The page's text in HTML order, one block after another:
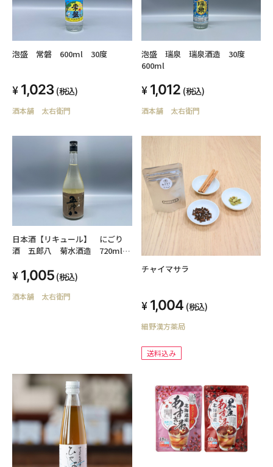
泡盛 常磐 600ml 30度
1,023 (税込)
酒本舗 太右衛門
泡盛 瑞泉 瑞泉酒造 30度
600ml
1,012 (税込)
酒本舗 太右衛門
日本酒【リキュール】 にごり
酒 五郎八 菊水酒造 720ml
1,005 (税込)
酒本舗 太右衛門
チャイマサラ
1,004 (税込)
細野漢方薬局
送料込み